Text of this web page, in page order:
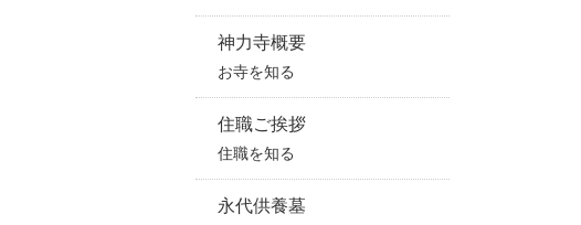
神力寺概要
お寺を知る
住職ご挨拶
住職を知る
永代供養墓